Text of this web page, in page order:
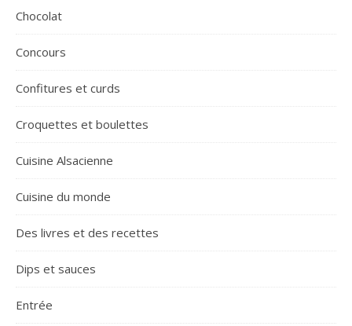
Chocolat
Concours
Confitures et curds
Croquettes et boulettes
Cuisine Alsacienne
Cuisine du monde
Des livres et des recettes
Dips et sauces
Entrée